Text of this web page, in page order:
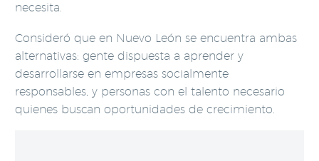
necesita.
Consideró que en Nuevo León se encuentra ambas
alternativas: gente dispuesta a aprender y
desarrollarse en empresas socialmente
responsables, y personas con el talento necesario
quienes buscan oportunidades de crecimiento.